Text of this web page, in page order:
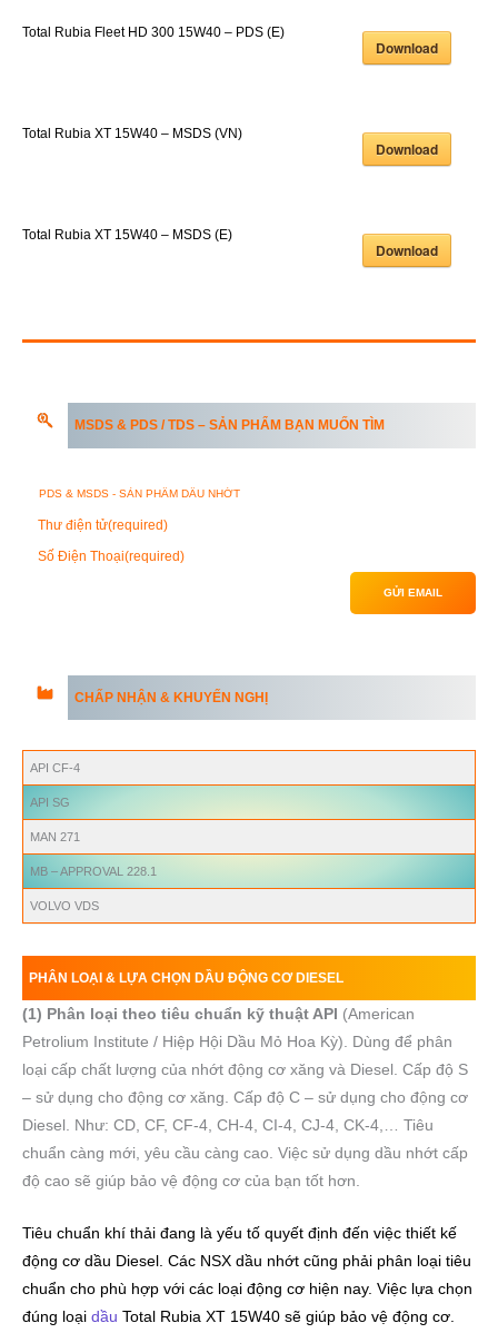
Total Rubia Fleet HD 300 15W40 – PDS (E)
Download
Total Rubia XT 15W40 – MSDS (VN)
Download
Total Rubia XT 15W40 – MSDS (E)
Download
MSDS & PDS / TDS – SẢN PHẨM BẠN MUỐN TÌM
Thư điện tử(required)
Số Điện Thoại(required)
GỬI EMAIL
CHẤP NHẬN & KHUYẾN NGHỊ
API CF-4
API SG
MAN 271
MB – APPROVAL 228.1
VOLVO VDS
PHÂN LOẠI & LỰA CHỌN DẦU ĐỘNG CƠ DIESEL
(1) Phân loại theo tiêu chuẩn kỹ thuật API (American
Petrolium Institute / Hiệp Hội Dầu Mỏ Hoa Kỳ). Dùng để phân
loại cấp chất lượng của nhớt động cơ xăng và Diesel. Cấp độ S
– sử dụng cho động cơ xăng. Cấp độ C – sử dụng cho động cơ
Diesel. Như: CD, CF, CF-4, CH-4, CI-4, CJ-4, CK-4,… Tiêu
chuẩn càng mới, yêu cầu càng cao. Việc sử dụng dầu nhớt cấp
độ cao sẽ giúp bảo vệ động cơ của bạn tốt hơn.
Tiêu chuẩn khí thải đang là yếu tố quyết định đến việc thiết kế
động cơ dầu Diesel. Các NSX dầu nhớt cũng phải phân loại tiêu
chuẩn cho phù hợp với các loại động cơ hiện nay. Việc lựa chọn
đúng loại dầu Total Rubia XT 15W40 sẽ giúp bảo vệ động cơ.